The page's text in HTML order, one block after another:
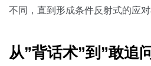
不同，直到形成条件反射式的应对
从”背话术”到”敢追